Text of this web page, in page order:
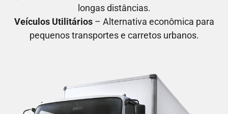
longas distâncias.
Veículos Utilitários– Alternativa econômica para
pequenos transportes e carretos urbanos.